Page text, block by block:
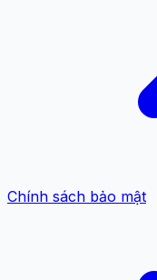
Chính sách bảo mật